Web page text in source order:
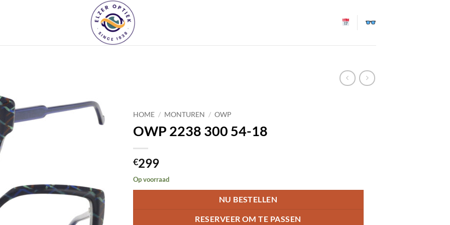
Toevoegen
aan
verlanglijst
HOME / MONTUREN / OWP
OWP 2238 300 54-18
€299
Op voorraad
NU BESTELLEN
RESERVEER OM TE PASSEN